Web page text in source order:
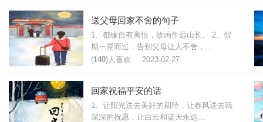
送父母回家不舍的句子
1、都缘自有离恨，故画作远山长。 2、假
期一晃而过，告别父母让人不舍，...
(140)人喜欢 2023-02-27
回家祝福平安的话
1、让阳光送去美好的期待，让春风送去我
深深的祝愿，让白云和蓝天永远...